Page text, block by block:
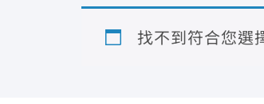
找不到符合您選